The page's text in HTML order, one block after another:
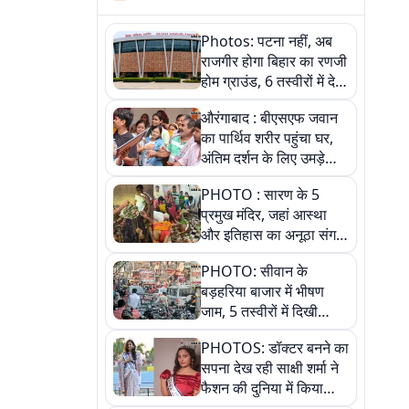
Photos: पटना नहीं, अब
राजगीर होगा बिहार का रणजी
होम ग्राउंड, 6 तस्वीरों में देखें
नए स्टेडियम की पूरी कहानी
औरंगाबाद : बीएसएफ जवान
का पार्थिव शरीर पहुंचा घर,
अंतिम दर्शन के लिए उमड़े
लोग
PHOTO : सारण के 5
प्रमुख मंदिर, जहां आस्था
और इतिहास का अनूठा संगम,
तस्वीरों में जानिए
PHOTO: सीवान के
बड़हरिया बाजार में भीषण
जाम, 5 तस्वीरों में दिखी
अव्यवस्था
PHOTOS: डॉक्टर बनने का
सपना देख रही साक्षी शर्मा ने
फैशन की दुनिया में किया